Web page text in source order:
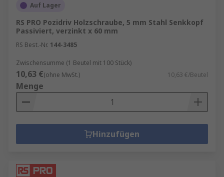
Auf Lager
RS PRO Pozidriv Holzschraube, 5 mm Stahl Senkkopf
Passiviert, verzinkt x 60 mm
RS Best.-Nr. 144-3485
Zwischensumme (1 Beutel mit 100 Stück)
10,63 €(ohne MwSt.) 10,63 €/Beutel
Menge
Hinzufügen